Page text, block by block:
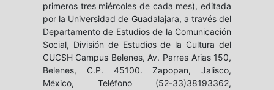
primeros tres miércoles de cada mes), editada
por la Universidad de Guadalajara, a través del
Departamento de Estudios de la Comunicación
Social, División de Estudios de la Cultura del
CUCSH Campus Belenes, Av. Parres Arias 150,
Belenes, C.P. 45100. Zapopan, Jalisco,
México, Teléfono (52-33)38193362,